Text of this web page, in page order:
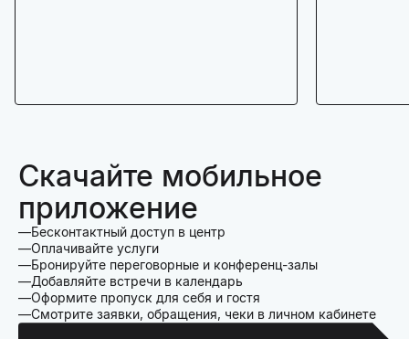
Скачайте мобильное
приложение
Бесконтактный доступ в центр
Оплачивайте услуги
Бронируйте переговорные и конференц-залы
Добавляйте встречи в календарь
Оформите пропуск для себя и гостя
Смотрите заявки, обращения, чеки в личном кабинете